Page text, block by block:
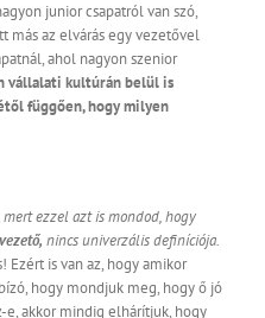
junior csapatról van szó,
más az elvárás egy vezetővel
ahol nagyon szenior
vállalati kultúrán belül is
függően, hogy milyen
ezzel azt is mondod, hogy
nincs univerzális definíciója.
Ezért is van az, hogy amikor
hogy mondjuk meg, hogy ő jó
akkor mindig elhárítjuk, hogy